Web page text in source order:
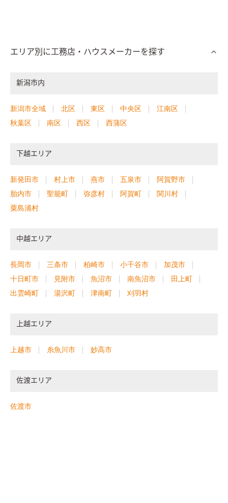
エリア別に工務店・ハウスメーカーを探す
新潟市内
新潟市全域 北区 東区 中央区
江南区
秋葉区
南区 西区 西蒲区
下越エリア
新発田市 村上市 燕市 五泉市
阿賀野市
胎内市
聖籠町 弥彦村 阿賀町
関川村
粟島浦村
中越エリア
長岡市 三条市 柏崎市 小千谷市
加茂市
十日町市
見附市 魚沼市 南魚沼市
田上町
出雲崎町
湯沢町 津南町 刈羽村
上越エリア
上越市 糸魚川市 妙高市
佐渡エリア
佐渡市